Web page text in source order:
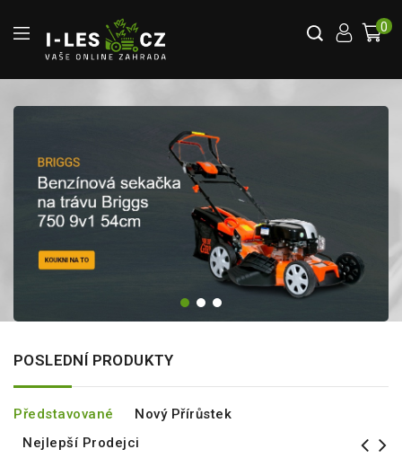
0
POSLEDNÍ PRODUKTY
Představované
Nový Přírůstek
Nejlepší Prodejci